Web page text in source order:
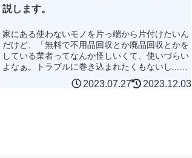
説します。
家にある使わないモノを片っ端から片付けたいん
だけど、「無料で不用品回収とか廃品回収とかを
している業者ってなんか怪しいくて、使いづらい
よなぁ。トラブルに巻き込まれたくもないし...」
と思っていたら朗報です。今回は、なんで不用
品・廃品回収業者が...2023.07.27 2023.12.03